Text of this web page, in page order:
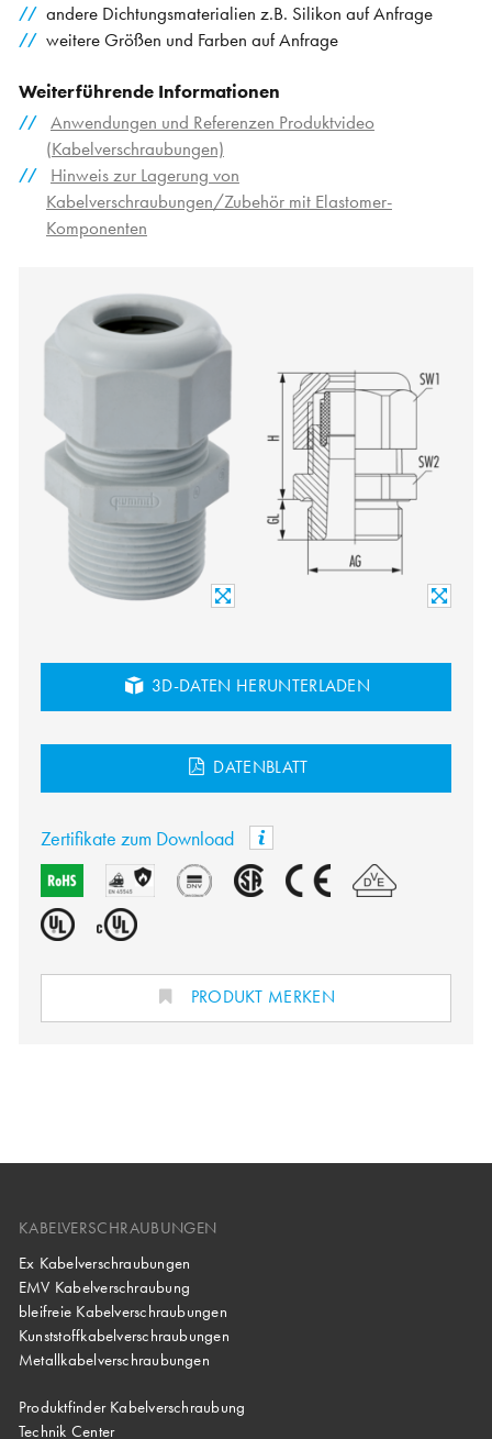
andere Dichtungsmaterialien z.B. Silikon auf Anfrage
weitere Größen und Farben auf Anfrage
Weiterführende Informationen
Anwendungen und Referenzen Produktvideo
(Kabelverschraubungen)
Hinweis zur Lagerung von
Kabelverschraubungen/Zubehör mit Elastomer-
Komponenten
3D-DATEN HERUNTERLADEN
DATENBLATT
Zertifikate zum Download
PRODUKT MERKEN
KABELVERSCHRAUBUNGEN
Ex Kabelverschraubungen
EMV Kabelverschraubung
bleifreie Kabelverschraubungen
Kunststoffkabelverschraubungen
Metallkabelverschraubungen
Produktfinder Kabelverschraubung
Technik Center